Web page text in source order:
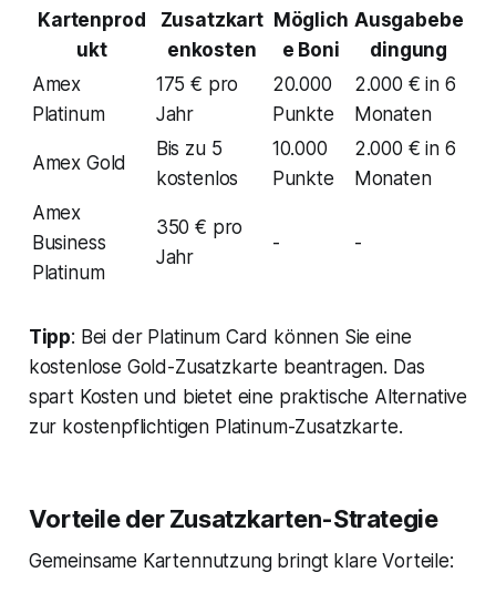
Kartenprod
ukt
Zusatzkart
enkosten
Möglich
e Boni
Ausgabebe
dingung
Amex
Platinum
175 € pro
Jahr
20.000
Punkte
2.000 € in 6
Monaten
Amex Gold
Bis zu 5
kostenlos
10.000
Punkte
2.000 € in 6
Monaten
Amex
Business
Platinum
350 € pro
Jahr
- -
Tipp: Bei der Platinum Card können Sie eine
kostenlose Gold-Zusatzkarte beantragen. Das
spart Kosten und bietet eine praktische Alternative
zur kostenpflichtigen Platinum-Zusatzkarte.
Vorteile der Zusatzkarten-Strategie
Gemeinsame Kartennutzung bringt klare Vorteile: